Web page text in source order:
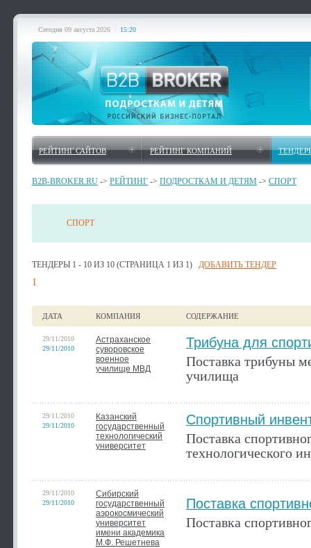
Сегодня 09 августа 2026 15:20
РЕЙТИНГ САЙТОВ РЕЙТИНГ КОМПАНИЙ
B2B-BROKER.RU -> РЕЙТИНГ -> ПОДРОСТКАМ И ДЕТЯМ -> СПОРТ
СПОРТ
ТЕНДЕРЫ 1 - 10 ИЗ 10 (СТРАНИЦА 1 ИЗ 1) ДОБАВИТЬ ТЕНДЕР
1
ДАТА КОМПАНИЯ СОДЕРЖАНИЕ
29/11/2010
29/11/2010
Астраханское
суворовское
военное
училище МВД
Трибуна для
Поставка трибуны
училища
29/11/2010
29/11/2010
Казанский
государственный
технологический
университет
Спортивный
Поставка
технологического
29/11/2010
29/11/2010
Сибирский
государственный
аэрокосмический
университет
имени академика
М.Ф. Решетнева
Поставка
Поставка